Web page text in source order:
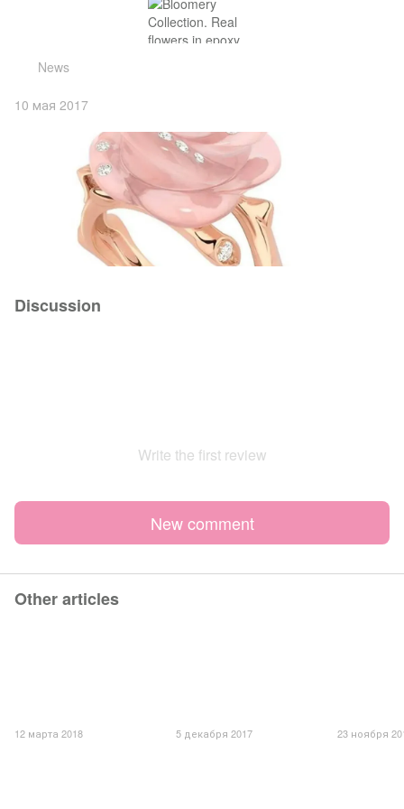
News
10 мая 2017
Discussion
Write the first review
New comment
Other articles
12 марта 2018 5 декабря 2017 23 ноября